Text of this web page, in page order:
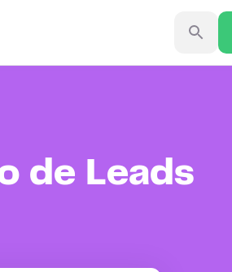
de Leads